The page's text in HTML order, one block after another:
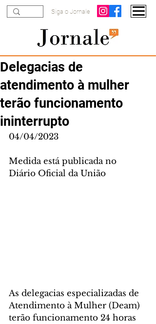
Siga o Jornale
Delegacias de
atendimento à mulher
terão funcionamento
ininterrupto
04/04/2023
Medida está publicada no
Diário Oficial da União
As delegacias especializadas de
Atendimento à Mulher (Deam)
terão funcionamento 24 horas